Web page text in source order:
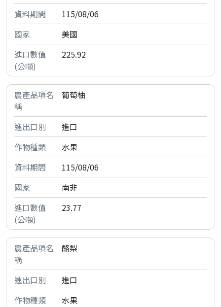
115/08/06
美國
225.92
葡萄柚
進口
水果
115/08/06
南非
23.77
酪梨
進口
水果